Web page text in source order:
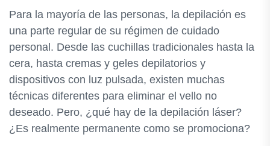
Para la mayoría de las personas, la depilación es
una parte regular de su régimen de cuidado
personal. Desde las cuchillas tradicionales hasta la
cera, hasta cremas y geles depilatorios y
dispositivos con luz pulsada, existen muchas
técnicas diferentes para eliminar el vello no
deseado. Pero, ¿qué hay de la depilación láser?
¿Es realmente permanente como se promociona?